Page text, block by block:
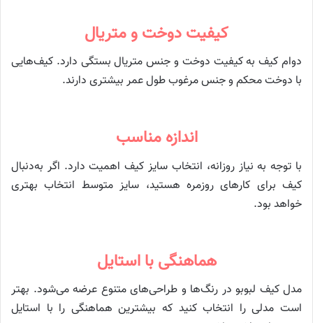
کیفیت دوخت و متریال
دوام کیف به کیفیت دوخت و جنس متریال بستگی دارد. کیف‌هایی
با دوخت محکم و جنس مرغوب طول عمر بیشتری دارند.
اندازه مناسب
با توجه به نیاز روزانه، انتخاب سایز کیف اهمیت دارد. اگر به‌دنبال
کیف برای کارهای روزمره هستید، سایز متوسط انتخاب بهتری
خواهد بود.
هماهنگی با استایل
مدل کیف لبوبو در رنگ‌ها و طراحی‌های متنوع عرضه می‌شود. بهتر
است مدلی را انتخاب کنید که بیشترین هماهنگی را با استایل